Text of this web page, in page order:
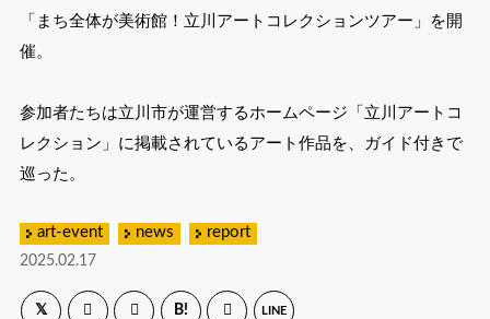
「まち全体が美術館！立川アートコレクションツアー」を開
催。
参加者たちは立川市が運営するホームページ「立川アートコ
レクション」に掲載されているアート作品を、ガイド付きで
巡った。
art-event news report
2025.02.17
B! LINE